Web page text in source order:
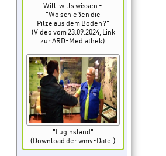
Willi wills wissen -
"Wo schießen die
Pilze aus dem Boden?"
(Video vom 23.09.2024, Link
zur ARD-Mediathek)
"Luginsland"
(Download der wmv-Datei)